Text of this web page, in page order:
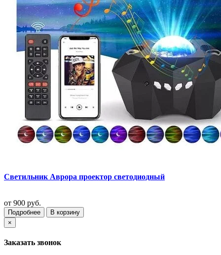
Светильник Аврора проектор светодиодный
от 900 руб.
Подробнее
В корзину
×
Заказать звонок